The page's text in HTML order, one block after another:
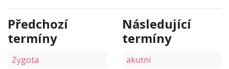
Předchozí
termíny
Zygota
Následující
termíny
akutní